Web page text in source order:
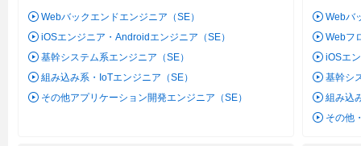
Webバックエンドエンジニア（SE）
iOSエンジニア・Androidエンジニア（SE）
基幹システム系エンジニア（SE）
組み込み系・IoTエンジニア（SE）
その他アプリケーション開発エンジニア（SE）
Webバ
Webフ
iOSエ
基幹シ
組み込
その他